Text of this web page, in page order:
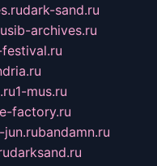
dark-sand.ru
sib-archives.ru
1-mus.ru
factory.ru
jun.rubandamn.ru
darksand.ru